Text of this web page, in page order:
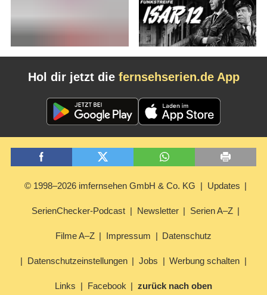
Hol dir jetzt die fernsehserien.de App
© 1998–2026 imfernsehen GmbH & Co. KG Updates
SerienChecker-Podcast Newsletter Serien A–Z
Filme A–Z Impressum Datenschutz
Datenschutzeinstellungen Jobs Werbung schalten
Links Facebook zurück nach oben